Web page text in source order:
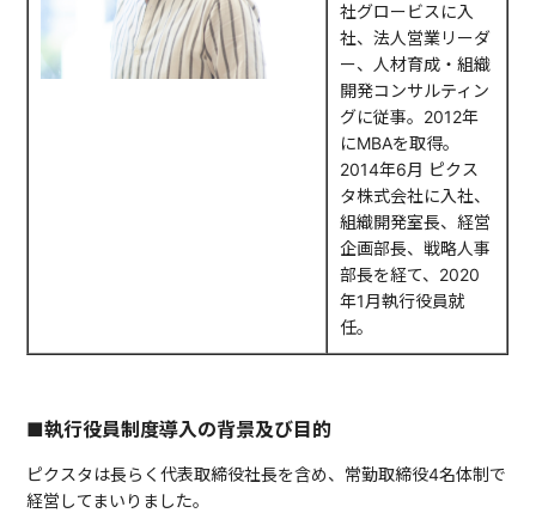
社グロービスに入
社、法人営業リーダ
ー、人材育成・組織
開発コンサルティン
グに従事。2012年
にMBAを取得。
2014年6月 ピクス
タ株式会社に入社、
組織開発室長、経営
企画部長、戦略人事
部長を経て、2020
年1月執行役員就
任。
■執行役員制度導入の背景及び目的
ピクスタは長らく代表取締役社長を含め、常勤取締役4名体制で
経営してまいりました。